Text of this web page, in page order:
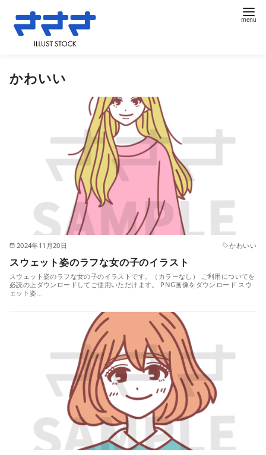
かわいい
2024年11月20日 かわいい
スウェット姿のラフな女の子のイラスト
スウェット姿のラフな女の子のイラストです。（カラーなし） ご利用についてを
必読の上ダウンロードしてご使用いただけます。 PNG画像をダウンロード スウ
ェット姿…